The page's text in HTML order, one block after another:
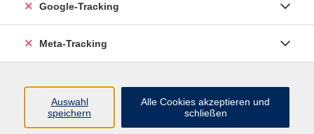
Über uns
Google-Tracking
Meta-Tracking
Auswahl
speichern
Alle Cookies akzeptieren und
schließen